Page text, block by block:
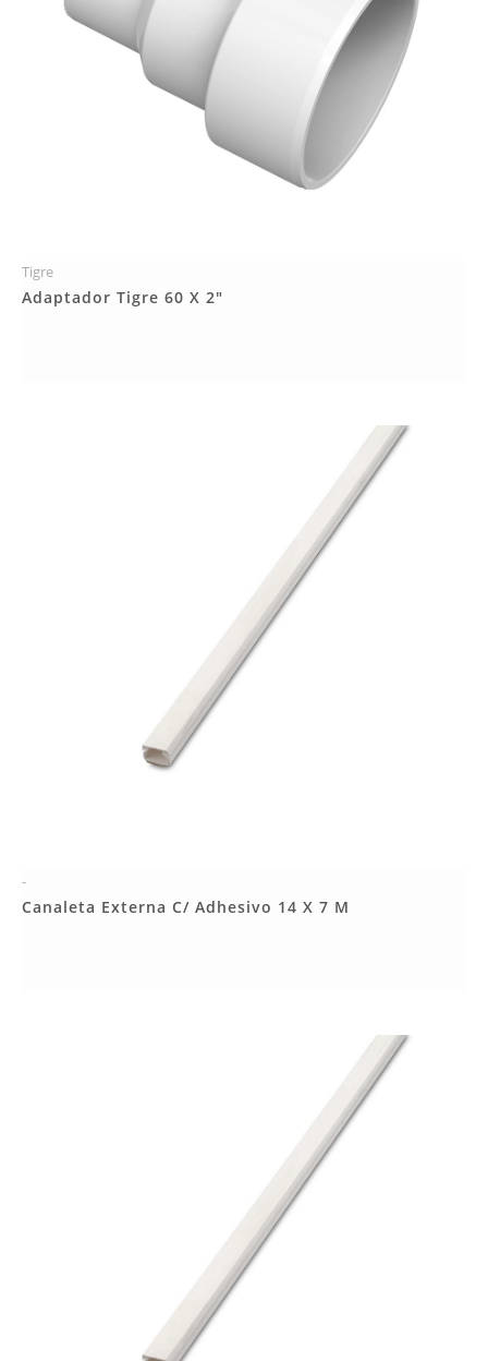
Más Detalles
Tigre
Adaptador Tigre 60 X 2"
Más Detalles
-
Canaleta Externa C/ Adhesivo 14 X 7 M